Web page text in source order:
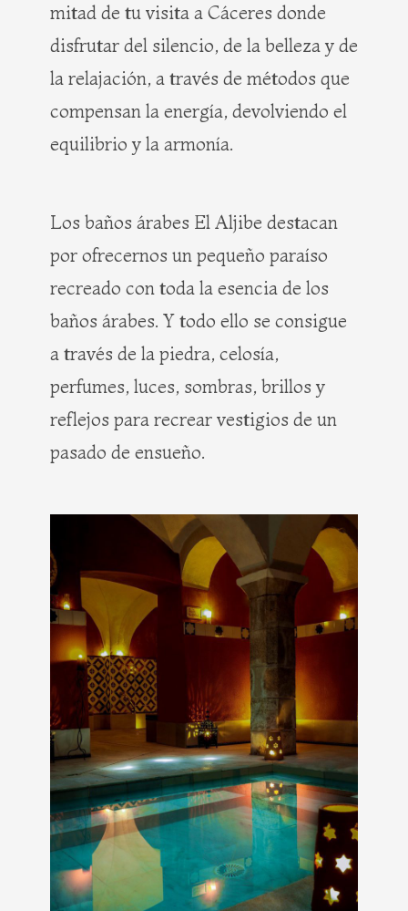
mitad de tu visita a Cáceres donde
disfrutar del silencio, de la belleza y de
la relajación, a través de métodos que
compensan la energía, devolviendo el
equilibrio y la armonía.
Los baños árabes El Aljibe destacan
por ofrecernos un pequeño paraíso
recreado con toda la esencia de los
baños árabes. Y todo ello se consigue
a través de la piedra, celosía,
perfumes, luces, sombras, brillos y
reflejos para recrear vestigios de un
pasado de ensueño.